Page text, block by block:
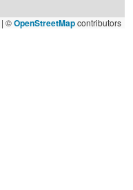
| ©OpenStreetMapcontributors